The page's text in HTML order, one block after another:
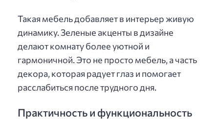
Такая мебель добавляет в интерьер живую
динамику. Зеленые акценты в дизайне
делают комнату более уютной и
гармоничной. Это не просто мебель, а часть
декора, которая радует глаз и помогает
расслабиться после трудного дня.
Практичность и функциональность